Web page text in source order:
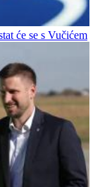
će se s Vučićem